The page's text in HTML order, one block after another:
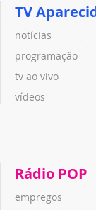
TV
notícias
programação
tv ao vivo
vídeos
Rádio POP
empregos